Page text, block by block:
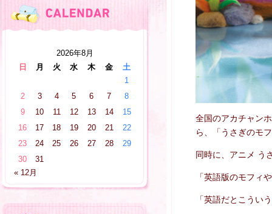
2026年8月
日
月 火 水 木 金
土
1
2
3 4 5 6 7
8
9
10 11 12 13 14
15
16
17 18 19 20 21
22
23
24 25 26 27 28
29
30
31
« 12月
全国のアカチャン
ら、「うさぎのモ
同時に、アニメ う
「英語版のモフィ
「英語だとこうい